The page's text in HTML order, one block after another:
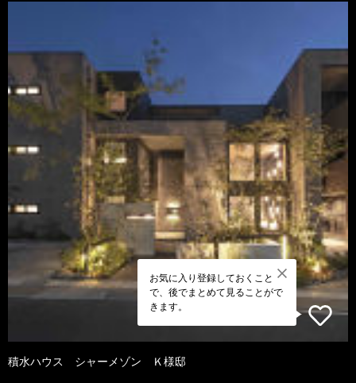
お気に入り登録しておくこと
で、後でまとめて見ることがで
きます。
積水ハウス シャーメゾン Ｋ様邸